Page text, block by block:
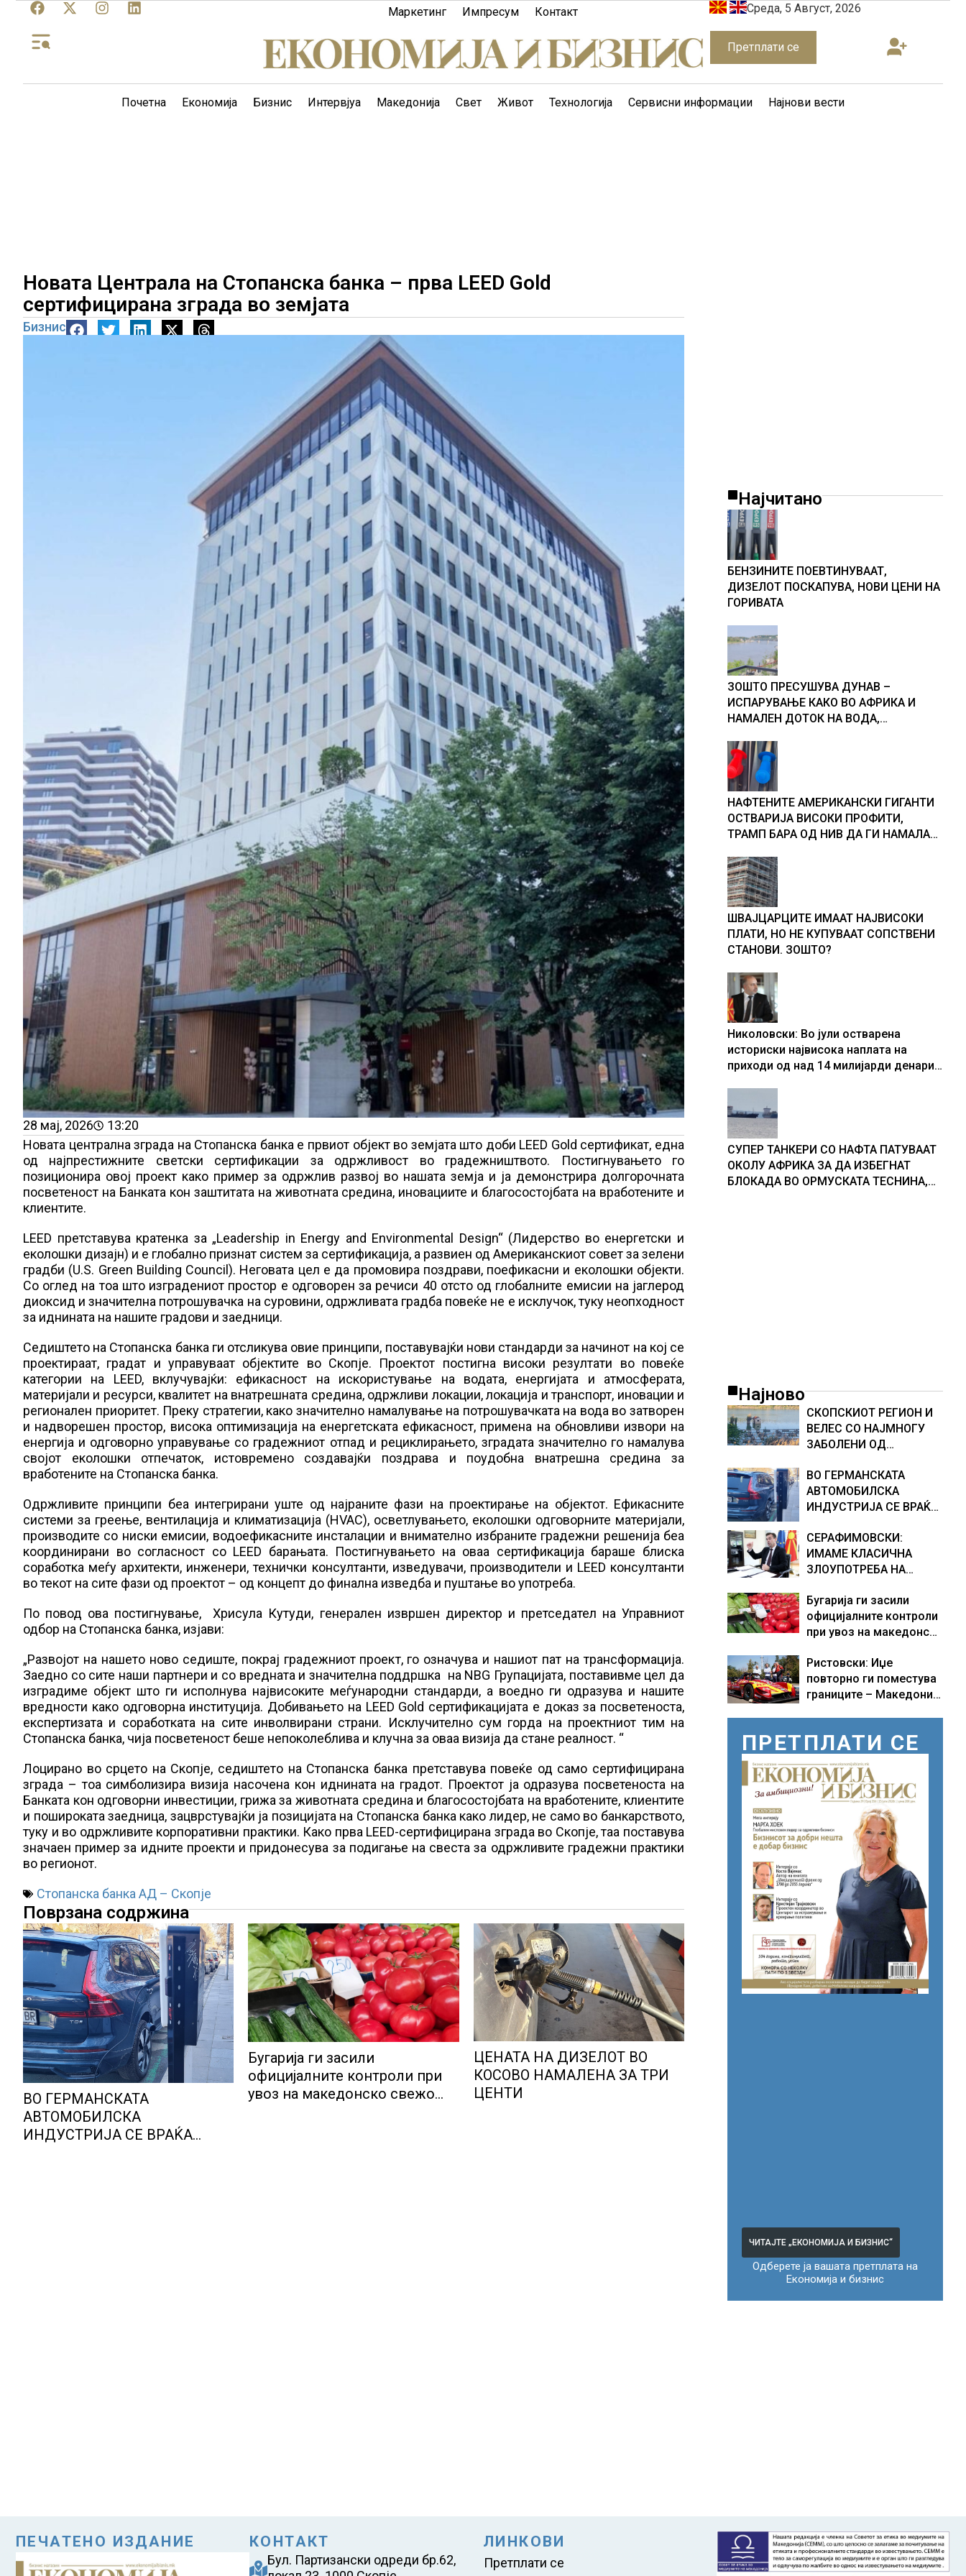
Маркетинг Импресум Контакт Среда, 5 Август, 2026
Претплати се
Почетна Економија Бизнис Интервјуа Македонија Свет Живот Технологија Сервисни информации Најнови вести
Новата Централа на Стопанска банка – прва LEED Gold
сертифицирана зграда во земјата
Бизнис
28 мај, 2026
13:20
Новата централна зграда на Стопанска банка е првиот објект во земјата што доби LEED Gold сертификат, една
од најпрестижните светски сертификации за одржливост во градежништвото. Постигнувањето го
позиционира овој проект како пример за одржлив развој во нашата земја и ја демонстрира долгорочната
посветеност на Банката кон заштитата на животната средина, иновациите и благосостојбата на вработените и
клиентите.
LEED претставува кратенка за „Leadership in Energy and Environmental Design“ (Лидерство во енергетски и
еколошки дизајн) и е глобално признат систем за сертификација, а развиен од Американскиот совет за зелени
градби (U.S. Green Building Council). Неговата цел е да промовира поздрави, поефикасни и еколошки објекти.
Со оглед на тоа што изградениот простор е одговорен за речиси 40 отсто од глобалните емисии на јаглерод
диоксид и значителна потрошувачка на суровини, одржливата градба повеќе не е исклучок, туку неопходност
за иднината на нашите градови и заедници.
Седиштето на Стопанска банка ги отсликува овие принципи, поставувајќи нови стандарди за начинот на кој се
проектираат, градат и управуваат објектите во Скопје. Проектот постигна високи резултати во повеќе
категории на LEED, вклучувајќи: ефикасност на искористување на водата, енергијата и атмосферата,
материјали и ресурси, квалитет на внатрешната средина, одржливи локации, локација и транспорт, иновации и
регионален приоритет. Преку стратегии, како значително намалување на потрошувачката на вода во затворен
и надворешен простор, висока оптимизација на енергетската ефикасност, примена на обновливи извори на
енергија и одговорно управување со градежниот отпад и рециклирањето, зградата значително го намалува
својот еколошки отпечаток, истовремено создавајќи поздрава и поудобна внатрешна средина за
вработените на Стопанска банка.
Одржливите принципи беа интегрирани уште од најраните фази на проектирање на објектот. Ефикасните
системи за греење, вентилација и климатизација (HVAC), осветлувањето, еколошки одговорните материјали,
производите со ниски емисии, водоефикасните инсталации и внимателно избраните градежни решенија беа
координирани во согласност со LEED барањата. Постигнувањето на оваа сертификација бараше блиска
соработка меѓу архитекти, инженери, технички консултанти, изведувачи, производители и LEED консултанти
во текот на сите фази од проектот – од концепт до финална изведба и пуштање во употреба.
По повод ова постигнување, Хрисула Кутуди, генерален извршен директор и претседател на Управниот
одбор на Стопанска банка, изјави:
„Развојот на нашето ново седиште, покрај градежниот проект, го означува и нашиот пат на трансформација.
Заедно со сите наши партнери и со вредната и значителна поддршка на NBG Групацијата, поставивме цел да
изградиме објект што ги исполнува највисоките меѓународни стандарди, а воедно ги одразува и нашите
вредности како одговорна институција. Добивањето на LEED Gold сертификацијата е доказ за посветеноста,
експертизата и соработката на сите инволвирани страни. Исклучително сум горда на проектниот тим на
Стопанска банка, чија посветеност беше непоколеблива и клучна за оваа визија да стане реалност. “
Лоцирано во срцето на Скопје, седиштето на Стопанска банка претставува повеќе од само сертифицирана
зграда – тоа симболизира визија насочена кон иднината на градот. Проектот ја одразува посветеноста на
Банката кон одговорни инвестиции, грижа за животната средина и благосостојбата на вработените, клиентите
и пошироката заедница, зацврстувајќи ја позицијата на Стопанска банка како лидер, не само во банкарството,
туку и во одржливите корпоративни практики. Како прва LEED-сертифицирана зграда во Скопје, таа поставува
значаен пример за идните проекти и придонесува за подигање на свеста за одржливите градежни практики
во регионот.
Стопанска банка АД – Скопје
Поврзана содржина
ВО ГЕРМАНСКАТА
АВТОМОБИЛСКА
ИНДУСТРИЈА СЕ ВРАЌА
Бугарија ги засили
официјалните контроли при
увоз на македонско свежо
ЦЕНАТА НА ДИЗЕЛОТ ВО
КОСОВО НАМАЛЕНА ЗА ТРИ
ЦЕНТИ
Најчитано
БЕНЗИНИТЕ ПОЕВТИНУВААТ,
ДИЗЕЛОТ ПОСКАПУВА, НОВИ ЦЕНИ НА
ГОРИВАТА
ЗОШТО ПРЕСУШУВА ДУНАВ –
ИСПАРУВАЊЕ КАКО ВО АФРИКА И
НАМАЛЕН ДОТОК НА ВОДА,
Србија
НАФТЕНИТЕ АМЕРИКАНСКИ ГИГАНТИ
ОСТВАРИЈА ВИСОКИ ПРОФИТИ,
ТРАМП БАРА ОД НИВ ДА ГИ НАМАЛАТ
ШВАЈЦАРЦИТЕ ИМААТ НАЈВИСОКИ
ПЛАТИ, НО НЕ КУПУВААТ СОПСТВЕНИ
СТАНОВИ. ЗОШТО?
Николовски: Во јули остварена
историски највисока наплата на
приходи од над 14 милијарди денари
СУПЕР ТАНКЕРИ СО НАФТА ПАТУВААТ
ОКОЛУ АФРИКА ЗА ДА ИЗБЕГНАТ
БЛОКАДА ВО ОРМУСКАТА ТЕСНИНА,
Најново
СКОПСКИОТ РЕГИОН И
ВЕЛЕС СО НАЈМНОГУ
ЗАБОЛЕНИ ОД
ТРЕСКА, објави
министерот за
здравство Сашо
ВО ГЕРМАНСКАТА
АВТОМОБИЛСКА
ИНДУСТРИЈА СЕ ВРАЌА
СЕРАФИМОВСКИ:
ИМАМЕ КЛАСИЧНА
ЗЛОУПОТРЕБА НА
ОТКУПОТ НА МЛЕКОТО
Бугарија ги засили
официјалните контроли
при увоз на македонско
пиперки, објави АХВ
Ристовски: Иџе
повторно ги поместува
границите – Македонија
ПРЕТПЛАТИ СЕ
ЧИТАЈТЕ „ЕКОНОМИЈА И БИЗНИС“
Одберете ја вашата претплата на
Економија и бизнис
ПЕЧАТЕНО ИЗДАНИЕ КОНТАКТ
Бул. Партизански одреди бр.62,
ЛИНКОВИ
Претплати се